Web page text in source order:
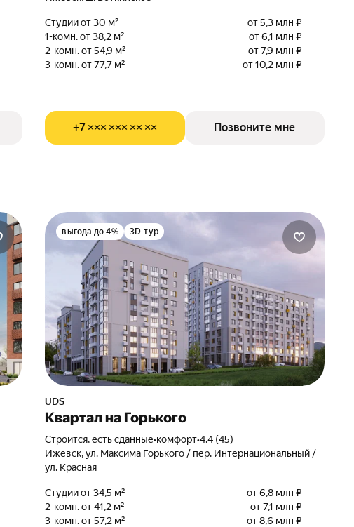
Студии от 30 м²
от 5,3 млн ₽
1-комн. от 38,2 м²
от 6,1 млн ₽
2-комн. от 54,9 м²
от 7,9 млн ₽
3-комн. от 77,7 м²
от 10,2 млн ₽
+7 ××× ××× ×× ×× Позвоните мне
выгода до 4% 3D-тур
UDS
Квартал на Горького
Строится, есть сданные•комфорт•4.4 (45)
Ижевск, ул. Максима Горького / пер. Интернациональный /
ул. Красная
Студии от 34,5 м²
от 6,8 млн ₽
2-комн. от 41,2 м²
от 7,1 млн ₽
3-комн. от 57,2 м²
от 8,6 млн ₽